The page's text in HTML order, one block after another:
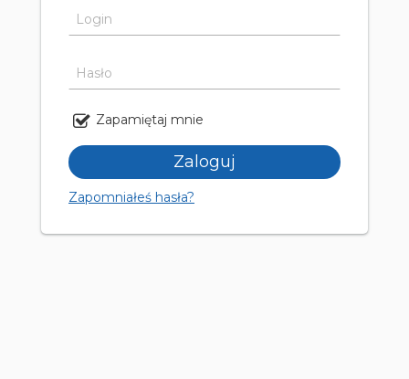
Login
Hasło
Zapamiętaj mnie
Zapomniałeś hasła?